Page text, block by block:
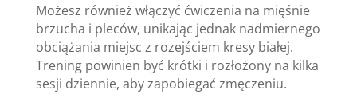
Możesz również włączyć ćwiczenia na mięśnie
brzucha i pleców, unikając jednak nadmiernego
obciążania miejsc z rozejściem kresy białej.
Trening powinien być krótki i rozłożony na kilka
sesji dziennie, aby zapobiegać zmęczeniu.